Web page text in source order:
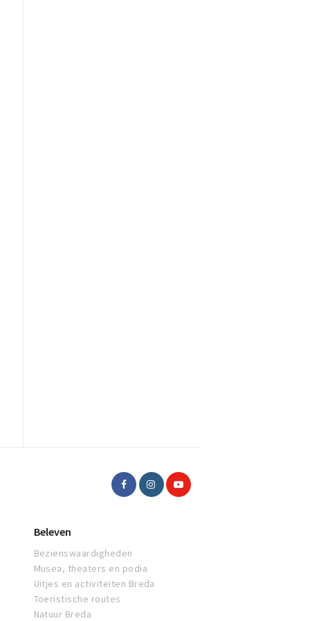
Beleven
Bezienswaardigheden
Musea, theaters en podia
Uitjes en activiteiten Breda
Toeristische routes
Natuur Breda